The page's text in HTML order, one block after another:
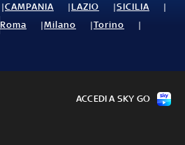
CAMPANIA LAZIO
SICILIA
Roma Milano
Torino
ACCEDI A SKY GO